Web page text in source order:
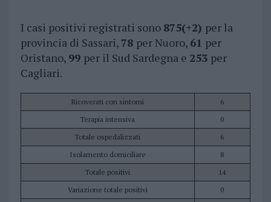
I casi positivi registrati sono 875(+2) per la
provincia di Sassari,78 per Nuoro, 61 per
Oristano, 99 per il Sud Sardegna e 253 per
Cagliari.
Ricoverati con sintomi
6
Terapia intensiva
0
Totale ospedalizzati
6
Isolamento domiciliare
8
Totale positivi
14
Variazione totale positivi
0